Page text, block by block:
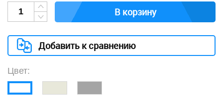
В корзину
Добавить к сравнению
Цвет: